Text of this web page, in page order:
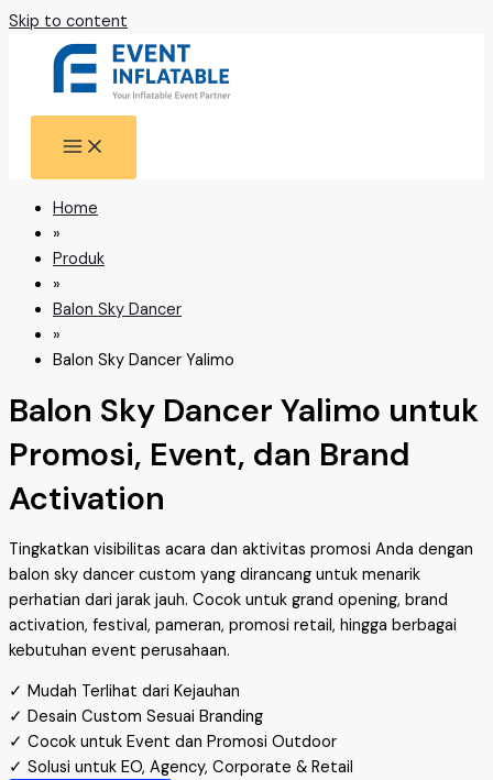
Skip to content
Home
»
Produk
»
Balon Sky Dancer
»
Balon Sky Dancer Yalimo
Balon Sky Dancer Yalimo untuk
Promosi, Event, dan Brand
Activation
Tingkatkan visibilitas acara dan aktivitas promosi Anda dengan
balon sky dancer custom yang dirancang untuk menarik
perhatian dari jarak jauh. Cocok untuk grand opening, brand
activation, festival, pameran, promosi retail, hingga berbagai
kebutuhan event perusahaan.
✓ Mudah Terlihat dari Kejauhan
✓ Desain Custom Sesuai Branding
✓ Cocok untuk Event dan Promosi Outdoor
✓ Solusi untuk EO, Agency, Corporate & Retail